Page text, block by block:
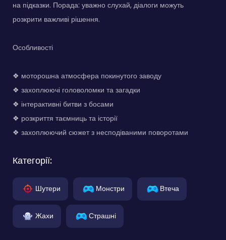
на підказки. Порада: уважно слухай, діалоги можуть
розкрити важливі рішення.
Особливості
❖ моторошна атмосфера покинутого заводу
❖ захоплюючі головоломки та загадки
❖ інтерактивні битви з босами
❖ розкриття таємниць та історії
❖ захоплюючий сюжет з несподіваними поворотами
Категорії:
Шутери Монстри Втеча
Жахи Страшні